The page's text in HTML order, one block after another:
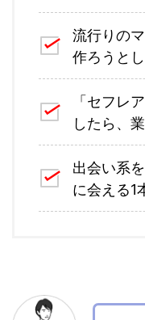
流行りの
作ろうと
「セフレ
したら、
出会い系
に会える1